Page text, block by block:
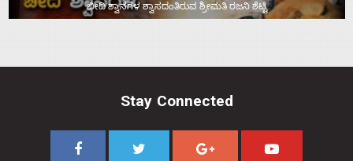
ಬೀದಿ ಶ್ವಾನಗಳ ಶ್ವಾಸದಂತಿರುವ ಶ್ರೀಮತಿ ರಜನಿ ಶೆಟ್ಟಿ
Stay Connected